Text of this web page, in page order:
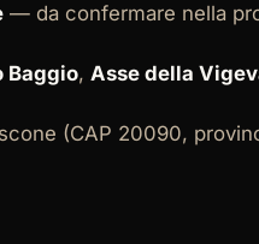
— da confermare nella
Baggio, Asse della
(CAP 20090,